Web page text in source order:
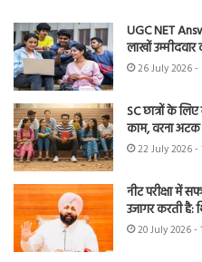
UGC NET
लाखों
26 July 2026 -
SC छात्रों के
काम, वरना
22 July 2026 -
नीट परीक्षा में
उजागर करती है:
20 July 2026 -